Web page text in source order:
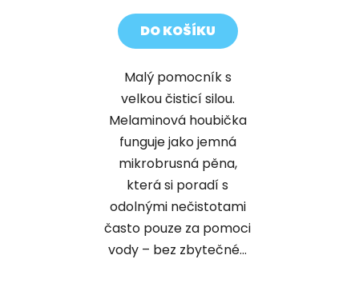
DO KOŠÍKU
Malý pomocník s
velkou čisticí silou.
Melaminová houbička
funguje jako jemná
mikrobrusná pěna,
která si poradí s
odolnými nečistotami
často pouze za pomoci
vody – bez zbytečné...